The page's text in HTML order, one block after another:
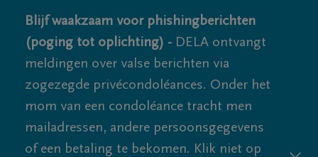
Blijf waakzaam voor phishingberichten
(poging tot oplichting) - DELA ontvangt
meldingen over valse berichten via
zogezegde privécondoléances. Onder het
mom van een condoléance tracht men
mailadressen, andere persoonsgegevens
of een betaling te bekomen. Klik niet op